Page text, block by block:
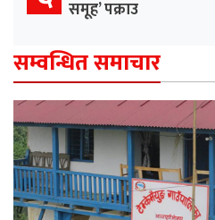
समूह’ पक्राउ
सम्वन्धित समाचार